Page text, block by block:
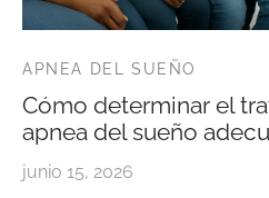
APNEA DEL SUEÑO
Cómo determinar el
apnea del sueño
junio 15, 2026